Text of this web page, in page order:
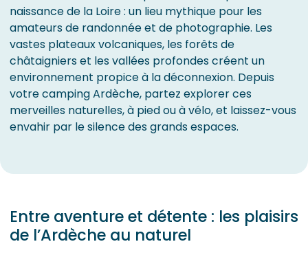
naissance de la Loire : un lieu mythique pour les
amateurs de randonnée et de photographie. Les
vastes plateaux volcaniques, les forêts de
châtaigniers et les vallées profondes créent un
environnement propice à la déconnexion. Depuis
votre camping Ardèche, partez explorer ces
merveilles naturelles, à pied ou à vélo, et laissez-vous
envahir par le silence des grands espaces.
Entre aventure et détente : les plaisirs
de l’Ardèche au naturel